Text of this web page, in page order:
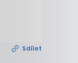
Sdílet